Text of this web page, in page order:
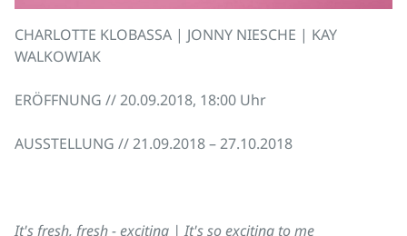
CHARLOTTE KLOBASSA | JONNY NIESCHE | KAY
WALKOWIAK
ERÖFFNUNG // 20.09.2018, 18:00 Uhr
AUSSTELLUNG // 21.09.2018 – 27.10.2018
It's fresh, fresh - exciting |It's so exciting to me